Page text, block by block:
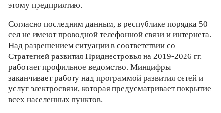
этому предприятию.
Согласно последним данным, в республике порядка 50
сел не имеют проводной телефонной связи и интернета.
Над разрешением ситуации в соответствии со
Стратегией развития Приднестровья на 2019-2026 гг.
работает профильное ведомство. Минцифры
заканчивает работу над программой развития сетей и
услуг электросвязи, которая предусматривает покрытие
всех населенных пунктов.